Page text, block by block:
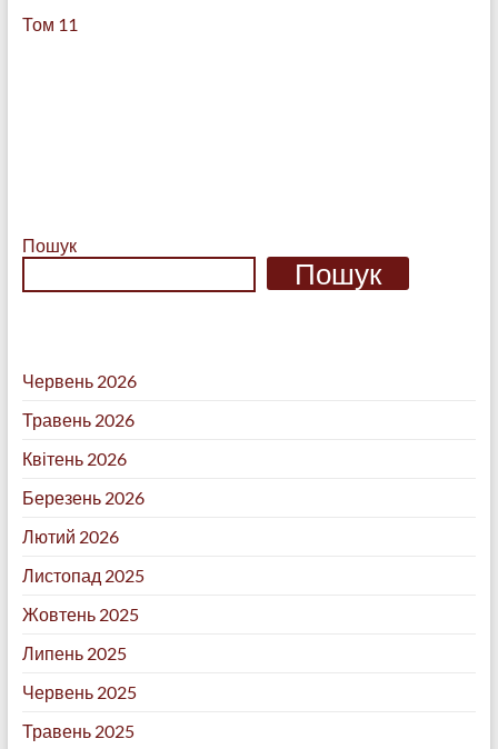
Том 11
Пошук
Пошук
Червень 2026
Травень 2026
Квітень 2026
Березень 2026
Лютий 2026
Листопад 2025
Жовтень 2025
Липень 2025
Червень 2025
Травень 2025